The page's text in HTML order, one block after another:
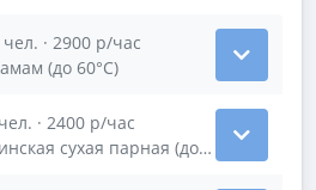
чел. · 2900 р/час
(до 60°С)
зала Турецкий зал
· 2400 р/час
сухая парная (до 100°С);
зала Римский зал